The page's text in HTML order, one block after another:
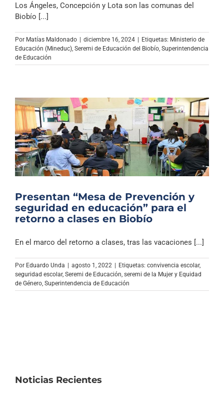
Los Ángeles, Concepción y Lota son las comunas del
Biobío [...]
Por Matías Maldonado | diciembre 16, 2024 | Etiquetas: Ministerio de
Educación (Mineduc) Seremi de Educación del Biobío Superintendencia
de Educación
Presentan “Mesa de Prevención y
seguridad en educación” para el
retorno a clases en Biobío
En el marco del retorno a clases, tras las vacaciones [...]
Por Eduardo Unda agosto 1, 2022 Etiquetas: convivencia escolar,
seguridad escolar, Seremi de Educación, seremi de la Mujer y Equidad
de Género, Superintendencia de Educación
Noticias Recientes